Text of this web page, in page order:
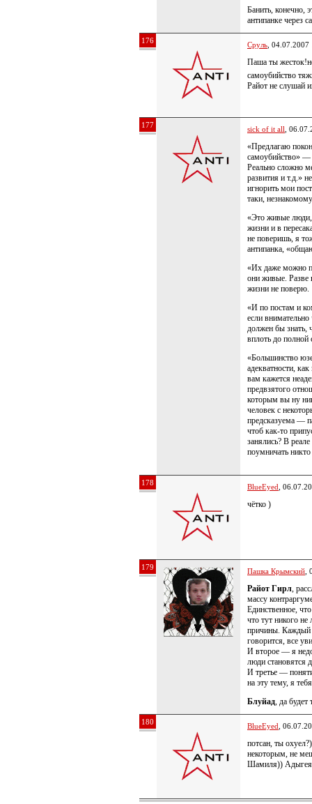
Банить, конечно,
антипанке через
176 Сруль ,
Паша ты
самоубийство
Райот не слушай
177 sick of it all ,
«Предлагаю
самоубийство» —
Реально сложно
развития и т.д.»
игнорить мои
таки,
«Это живые люди,
жизни и в
не поверишь, я
антипанка,
«Их даже можно
они живые. Разве
жизни не поверю.
«И по постам и
если
должен бы знать,
вплоть до полной
«Большинство
адекватности,
вам кажется
предвзятого
которым вы ну
человек с
предсказуема —
чтоб как-то
занялись? В
поумничать
178 BlueEyed ,
чётко )
179 Пашка Крымский
Райот Гирл,
массу
Единственное,
что тут никого
причины. Каждый
говорится, все
И второе — я
люди становятся
И третье —
на эту тему, я
Блуйад, да будет
180 BlueEyed ,
потсан, ты
некоторым, не
Шамиля)) Адыгея